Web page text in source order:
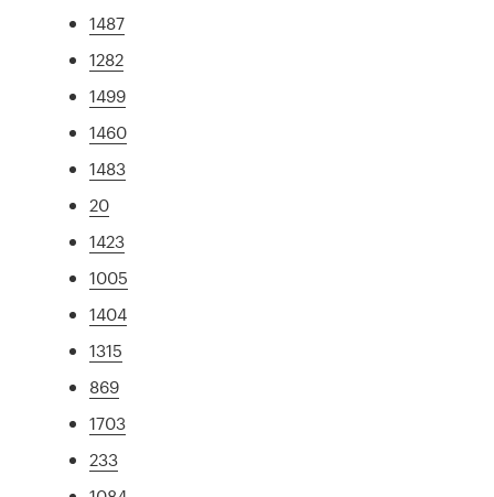
1487
1282
1499
1460
1483
20
1423
1005
1404
1315
869
1703
233